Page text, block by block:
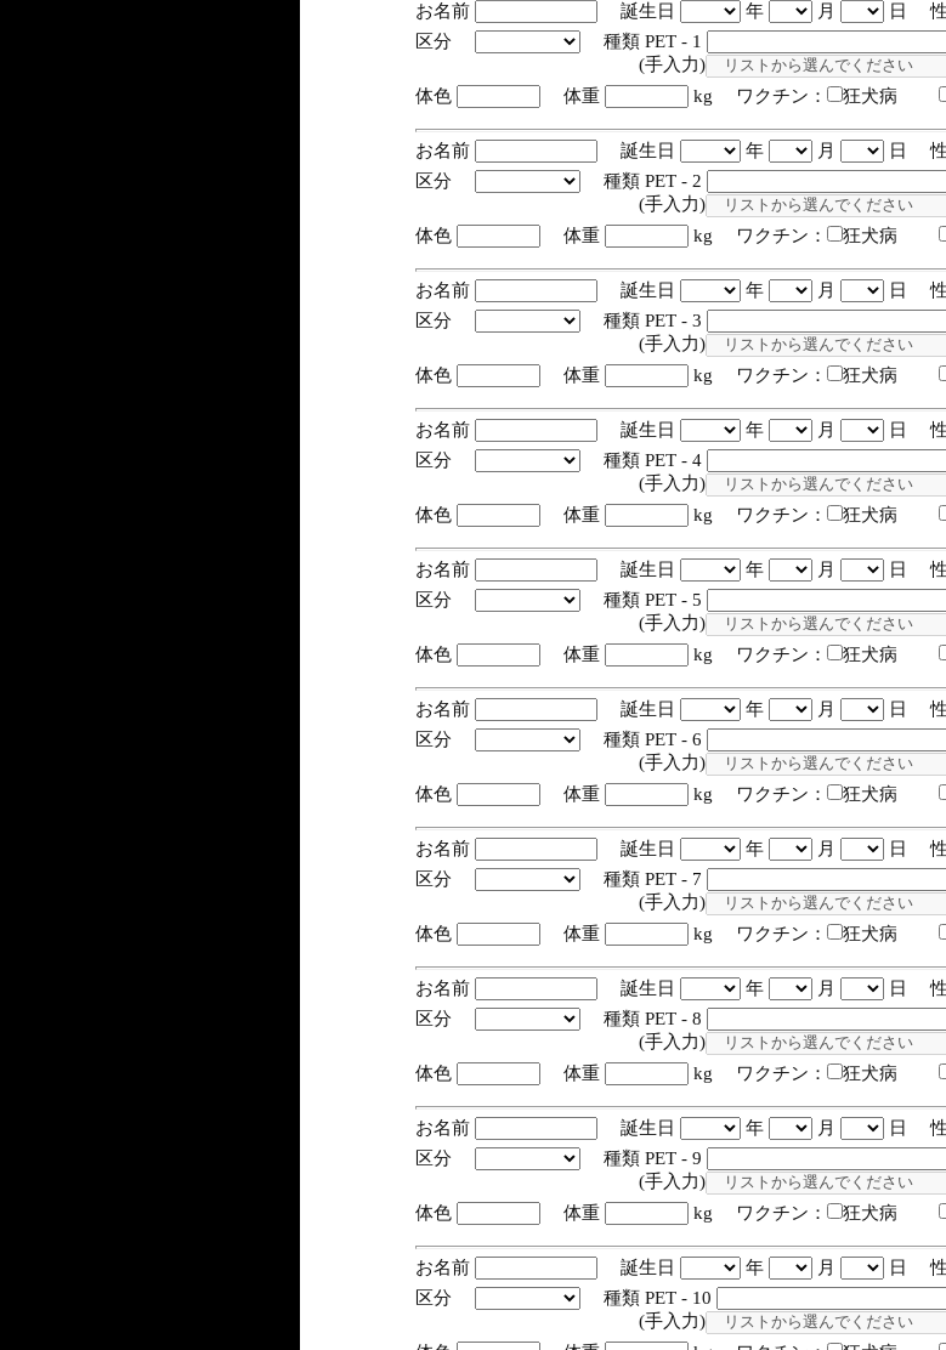
お名前 誕生日 年 月
日 性
区分
種類 PET - 1
(手入力)
体色
体重 kg ワクチン： 狂犬病
お名前 誕生日 年 月
日 性
区分
種類 PET - 2
(手入力)
体色
体重 kg ワクチン： 狂犬病
お名前 誕生日 年 月
日 性
区分
種類 PET - 3
(手入力)
体色
体重 kg ワクチン： 狂犬病
お名前 誕生日 年 月
日 性
区分
種類 PET - 4
(手入力)
体色
体重 kg ワクチン： 狂犬病
お名前 誕生日 年 月
日 性
区分
種類 PET - 5
(手入力)
体色
体重 kg ワクチン： 狂犬病
お名前 誕生日 年 月
日 性
区分
種類 PET - 6
(手入力)
体色
体重 kg ワクチン： 狂犬病
お名前 誕生日 年 月
日 性
区分
種類 PET - 7
(手入力)
体色
体重 kg ワクチン： 狂犬病
お名前 誕生日 年 月
日 性
区分
種類 PET - 8
(手入力)
体色
体重 kg ワクチン： 狂犬病
お名前 誕生日 年 月
日 性
区分
種類 PET - 9
(手入力)
体色
体重 kg ワクチン： 狂犬病
お名前 誕生日 年 月
日 性
区分
種類 PET - 10
(手入力)